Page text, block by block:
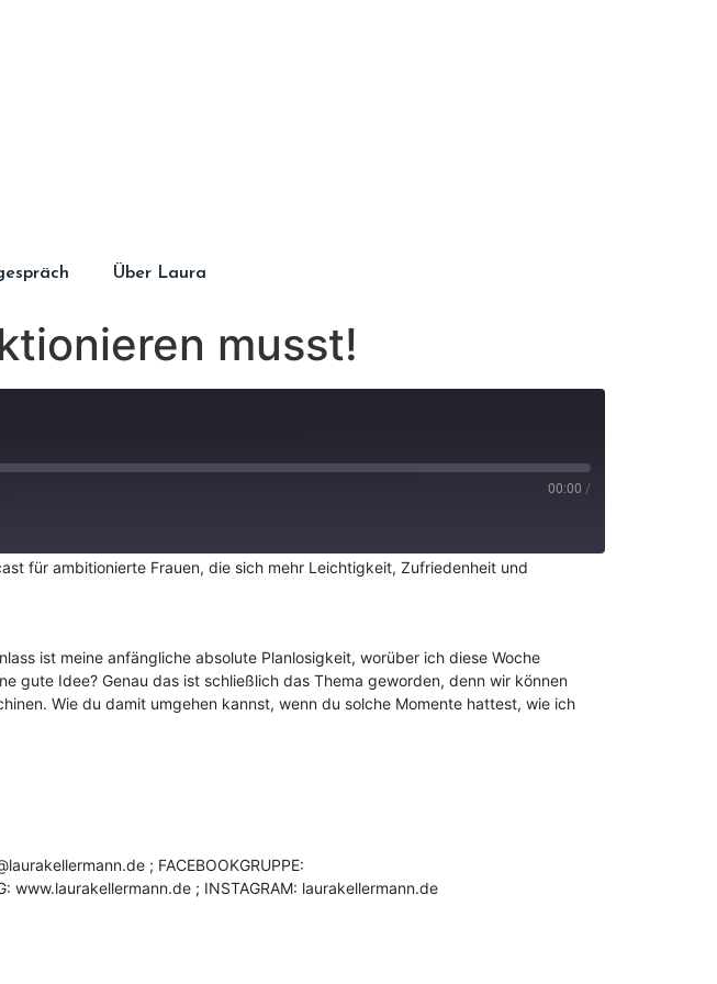
Über Laura
musst!
00:00 /
für ambitionierte Frauen, die sich mehr Leichtigkeit, Zufriedenheit und
ist meine anfängliche absolute Planlosigkeit, worüber ich diese Woche
gute Idee? Genau das ist schließlich das Thema geworden, denn wir können
Wie du damit umgehen kannst, wenn du solche Momente hattest, wie ich
; FACEBOOKGRUPPE:
; INSTAGRAM: laurakellermann.de